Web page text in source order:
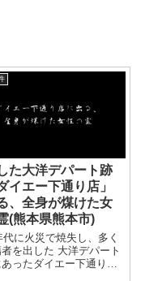
た大洋デパート跡
イエー下通り店」
、全身が煤けた女
(熊本県熊本市)
代に火災で焼失し、多く
を出した 大洋デパート
ったダイエー下通り店